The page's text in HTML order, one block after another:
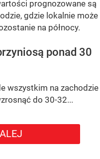
prognozowane są
gdzie lokalnie może
na północy.
ponad 30
wszystkim na zachodzie
do 30-32...